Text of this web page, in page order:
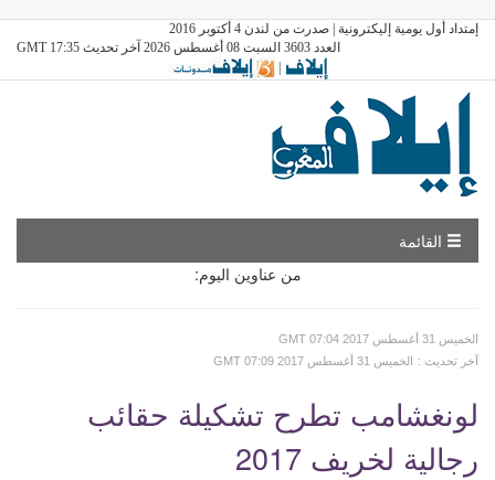
إمتداد أول يومية إليكترونية | صدرت من لندن 4 أكتوبر 2016
العدد 3603 السبت 08 أغسطس 2026 آخر تحديث GMT 17:35
|
القائمة
من عناوين اليوم:
GMT الخميس 31 أغسطس 2017 07:04
GMT الخميس 31 أغسطس 2017 07:09
: آخر تحديث
لونغشامب تطرح تشكيلة حقائب
رجالية لخريف 2017